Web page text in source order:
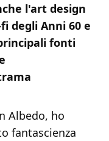
l'art design
degli Anni 60 e
fonti
Albedo, ho
fantascienza